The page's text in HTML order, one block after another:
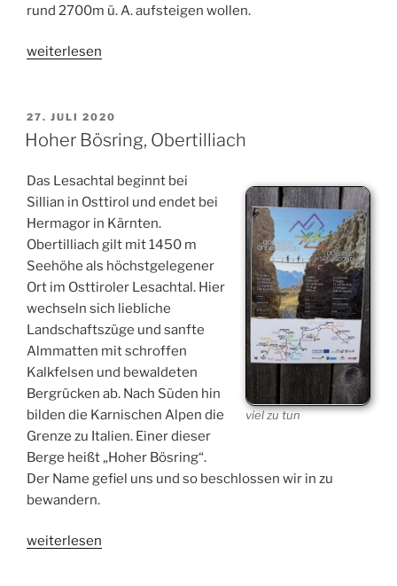
rund 2700m ü. A. aufsteigen wollen.
„Säulkopf
weiterlesen
VERÖFFENTLICHT
AM
27. JULI 2020
Hoher Bösring, Obertilliach
viel zu tun
Das Lesachtal beginnt bei
Sillian in Osttirol und endet bei
Hermagor in Kärnten.
Obertilliach gilt mit 1450 m
Seehöhe als höchstgelegener
Ort im Osttiroler Lesachtal. Hier
wechseln sich liebliche
Landschaftszüge und sanfte
Almmatten mit schroffen
Kalkfelsen und bewaldeten
Bergrücken ab. Nach Süden hin
bilden die Karnischen Alpen die
Grenze zu Italien. Einer dieser
Berge heißt „Hoher Bösring“.
Der Name gefiel uns und so beschlossen wir in zu
bewandern.
„Hoher
weiterlesen